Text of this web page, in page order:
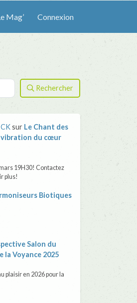
Mag’ Connexion
Rechercher
sur Le Chant des
vibration du cœur
19H30! Contactez
plus!
Biotiques
Salon du
la Voyance 2025
plaisir en 2026 pour la